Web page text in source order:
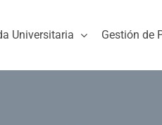
Universitaria Gestión de